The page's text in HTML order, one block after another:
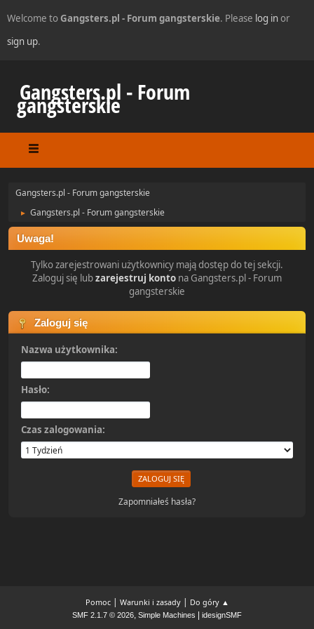
Welcome toGangsters.pl - Forum gangsterskie. Please log inor
sign up.
Gangsters.pl - Forum
gangsterskie
Gangsters.pl - Forum gangsterskie
► Gangsters.pl - Forum gangsterskie
Uwaga!
Tylko zarejestrowani użytkownicy mają dostęp do tej sekcji.
Zaloguj się lubzarejestruj konto na Gangsters.pl - Forum
gangsterskie
Zaloguj się
Nazwa użytkownika:
Hasło:
Czas zalogowania:
Zapomniałeś hasła?
Pomoc| Warunki i zasady| Do góry ▲
SMF 2.1.7 © 2026, Simple Machines idesignSMF